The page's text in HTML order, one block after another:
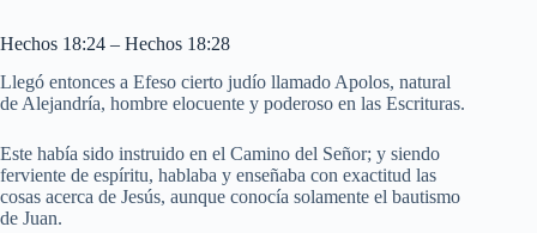
Hechos 18:24 – Hechos 18:28
Llegó entonces a Efeso cierto judío llamado Apolos, natural
de Alejandría, hombre elocuente y poderoso en las Escrituras.
Este había sido instruido en el Camino del Señor; y siendo
ferviente de espíritu, hablaba y enseñaba con exactitud las
cosas acerca de Jesús, aunque conocía solamente el bautismo
de Juan.